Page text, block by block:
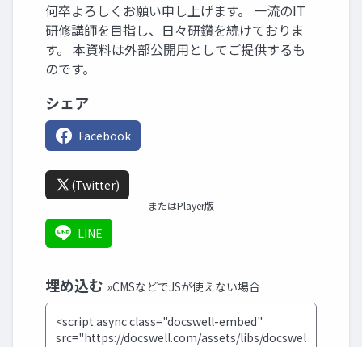
何卒よろしくお願い申し上げます。 一流のIT
研修講師を目指し、日々研鑽を続けておりま
す。 本資料は外部公開用としてご提供するも
のです。
シェア
Facebook
(Twitter)
またはPlayer版
LINE
埋め込む »CMSなどでJSが使えない場合